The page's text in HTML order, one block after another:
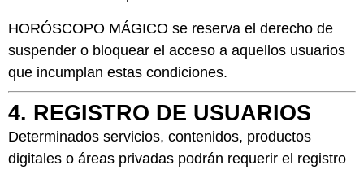
HORÓSCOPO MÁGICO se reserva el derecho de
suspender o bloquear el acceso a aquellos usuarios
que incumplan estas condiciones.
4. REGISTRO DE USUARIOS
Determinados servicios, contenidos, productos
digitales o áreas privadas podrán requerir el registro